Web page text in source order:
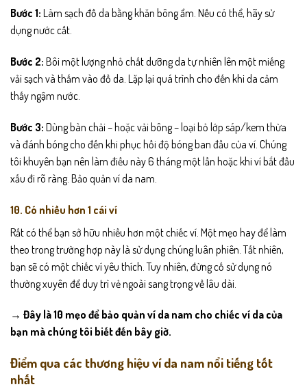
Bước 1: Làm sạch đồ da bằng khăn bông ẩm. Nếu có thể, hãy sử
dụng nước cất.
Bước 2: Bôi một lượng nhỏ chất dưỡng da tự nhiên lên một miếng
vải sạch và thấm vào đồ da. Lặp lại quá trình cho đến khi da cảm
thấy ngậm nước.
Bước 3: Dùng bàn chải – hoặc vải bông – loại bỏ lớp sáp/kem thừa
và đánh bóng cho đến khi phục hồi độ bóng ban đầu của ví. Chúng
tôi khuyên bạn nên làm điều này 6 tháng một lần hoặc khi ví bắt đầu
xấu đi rõ ràng. Bảo quản ví da nam.
10. Có nhiều hơn 1 cái ví
Rất có thể bạn sở hữu nhiều hơn một chiếc ví. Một mẹo hay để làm
theo trong trường hợp này là sử dụng chúng luân phiên. Tất nhiên,
bạn sẽ có một chiếc ví yêu thích. Tuy nhiên, đừng cố sử dụng nó
thường xuyên để duy trì vẻ ngoài sang trọng về lâu dài.
→ Đây là 10 mẹo để bảo quản ví da nam cho chiếc ví da của
bạn mà chúng tôi biết đến bây giờ.
Điểm qua các thương hiệu ví da nam nổi tiếng tốt
nhất